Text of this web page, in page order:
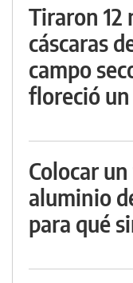
Tiraron 12
cáscaras
campo
floreció
Colocar
aluminio
para qué